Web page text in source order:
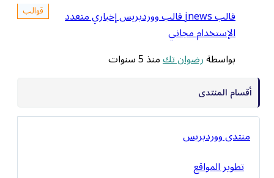
قوالب قالب jnews قالب ووردبريس إخباري متعدد
الإستخدام مجاني
بواسطةرضوان تكمنذ 5 سنوات
أقسام المنتدى
منتدى ووردبريس
تطوير المواقع